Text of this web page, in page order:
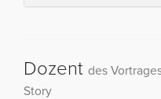
Dozent des
Story